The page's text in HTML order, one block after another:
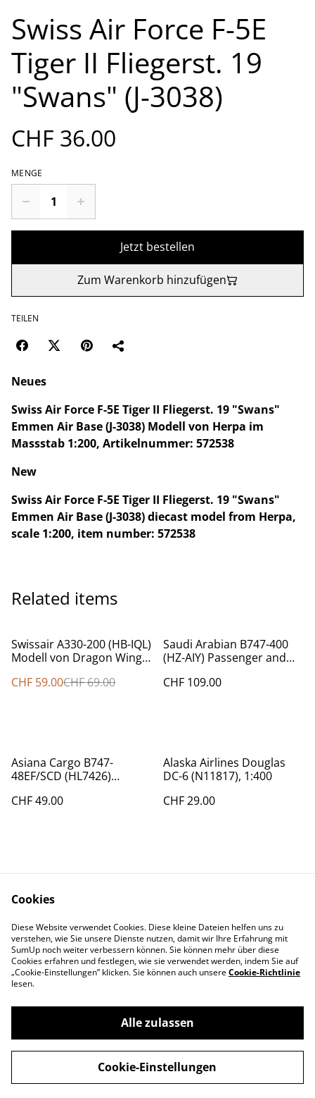
Swiss Air Force F-5E
Tiger II Fliegerst. 19
"Swans" (J-3038)
CHF 36.00
MENGE
Jetzt bestellen
Zum Warenkorb hinzufügen
TEILEN
Neues
Swiss Air Force F-5E Tiger II Fliegerst. 19 "Swans"
Emmen Air Base (J-3038) Modell von Herpa im
Massstab 1:200, Artikelnummer: 572538
New
Swiss Air Force F-5E Tiger II Fliegerst. 19 "Swans"
Emmen Air Base (J-3038) diecast model from Herpa,
scale 1:200, item number: 572538
Related items
%
Swissair A330-200 (HB-IQL)
Modell von Dragon Wings,
CHF 59.00CHF 69.00
Saudi Arabian B747-400
(HZ-AIY) Passenger and
Set, 1:400
CHF 109.00
Asiana Cargo B747-
48EF/SCD (HL7426)
CHF 49.00
Alaska Airlines Douglas
DC-6 (N11817), 1:400
CHF 29.00
Contact Us
Legal Terms
Privacy Policy
Cookie Policy
©2026Swiss-Edelweiss
powered by
Cookies
Diese Website verwendet Cookies. Diese kleine Dateien helfen uns zu
verstehen, wie Sie unsere Dienste nutzen, damit wir Ihre Erfahrung mit
SumUp noch weiter verbessern können. Sie können mehr über diese
Cookies erfahren und festlegen, wie sie verwendet werden, indem Sie auf
„Cookie-Einstellungen” klicken. Sie können auch unsereCookie-Richtlinie
lesen.
Alle zulassen
Cookie-Einstellungen